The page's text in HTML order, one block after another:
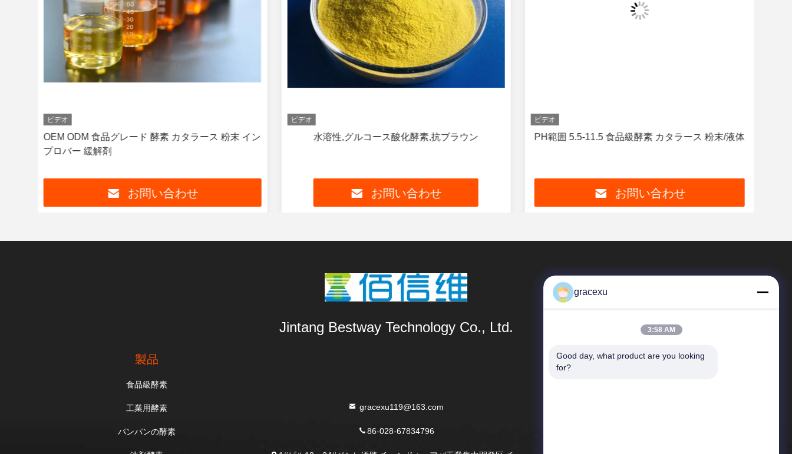
ビデオ
OEM ODM 食品グレード 酵素 カタラース 粉末 イン
プロバー 緩解剤
お問い合わせ
ビデオ
水溶性,グルコース酸化酵素,抗ブラウン
お問い合わせ
ビデオ
PH範囲 5.5-11.5 食品級酵素 カタラース 粉末/液体
お問い合わせ
Jintang Bestway Technology Co., Ltd.
製品
食品級酵素
工業用酵素
パンパンの酵素
gracexu119@163.com
86-028-67834796
SAIKESAISI水素エナジー
gracexu
3:58 AM
Good day, what product are you looking
for?